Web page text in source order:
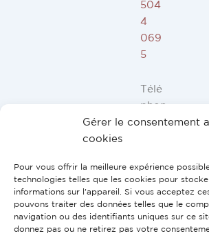
Gérer le consentement
cookies
Pour vous offrir la meilleure expérience
technologies telles que les cookies pour
informations sur l'appareil. Si vous acceptez
pouvons traiter des données telles que le
navigation ou des identifiants uniques sur ce
donnez pas ou ne retirez pas votre
504
4
069
5
Télé
phon
e ES,
PT:
+34
91
946